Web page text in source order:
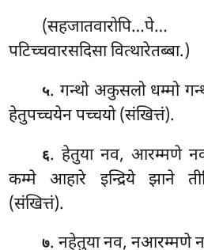
पटिच्चवारसदिसा वित्थारेतब्बा.)
५. गन्थो अकुसलो धम्मो
हेतुपच्चयेन पच्चयो (संखित्तं).
६. हेतुया नव, आरम्मणे
कम्मे आहारे इन्द्रिये झाने
(संखित्तं).
७. नहेतुया नव, नआरम्मणे